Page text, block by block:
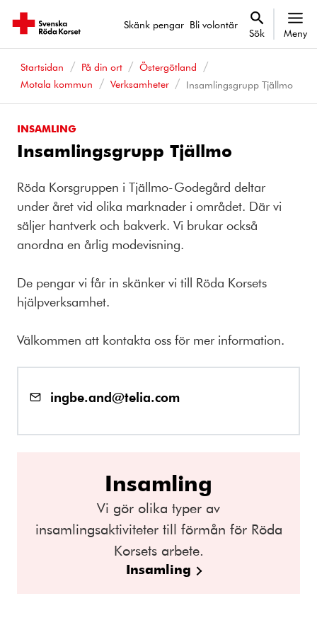
Skänk pengar Bli volontär
Sök Meny
Startsidan På din ort
Östergötland
Motala kommun
Verksamheter Insamlingsgrupp Tjällmo
INSAMLING
Insamlingsgrupp Tjällmo
Röda Korsgruppen i Tjällmo-Godegård deltar
under året vid olika marknader i området. Där vi
säljer hantverk och bakverk. Vi brukar också
anordna en årlig modevisning.
De pengar vi får in skänker vi till Röda Korsets
hjälpverksamhet.
Välkommen att kontakta oss för mer information.
ingbe.and@telia.com
Insamling
Vi gör olika typer av
insamlingsaktiviteter till förmån för Röda
Korsets arbete.
Insamling